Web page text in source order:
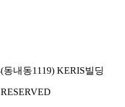
내동1119) KERIS빌딩